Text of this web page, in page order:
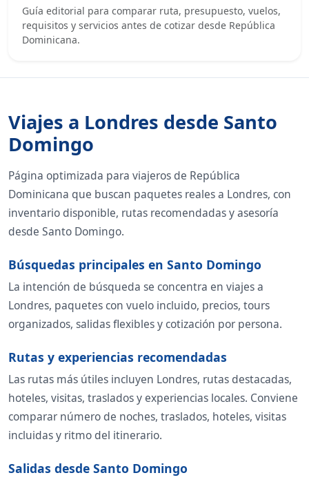
Guía editorial para comparar ruta, presupuesto, vuelos,
requisitos y servicios antes de cotizar desde República
Dominicana.
Viajes a Londres desde Santo
Domingo
Página optimizada para viajeros de República
Dominicana que buscan paquetes reales a Londres, con
inventario disponible, rutas recomendadas y asesoría
desde Santo Domingo.
Búsquedas principales en Santo Domingo
La intención de búsqueda se concentra en viajes a
Londres, paquetes con vuelo incluido, precios, tours
organizados, salidas flexibles y cotización por persona.
Rutas y experiencias recomendadas
Las rutas más útiles incluyen Londres, rutas destacadas,
hoteles, visitas, traslados y experiencias locales. Conviene
comparar número de noches, traslados, hoteles, visitas
incluidas y ritmo del itinerario.
Salidas desde Santo Domingo